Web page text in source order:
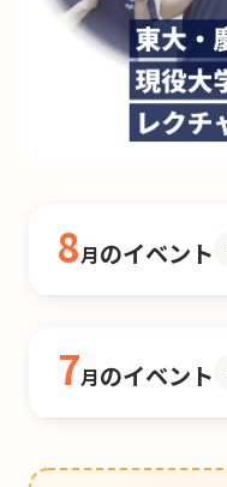
8月のイベント
7月のイベント